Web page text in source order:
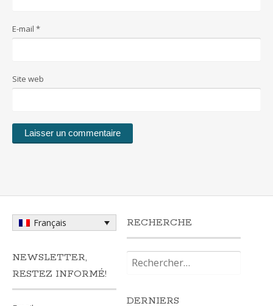
E-mail *
Site web
Français
NEWSLETTER,
RESTEZ INFORMÉ!
RECHERCHE
DERNIERS